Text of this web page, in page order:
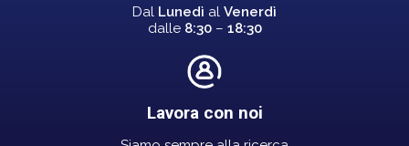
Dal Lunedì al Venerdì
dalle 8:30– 18:30
Lavora con noi